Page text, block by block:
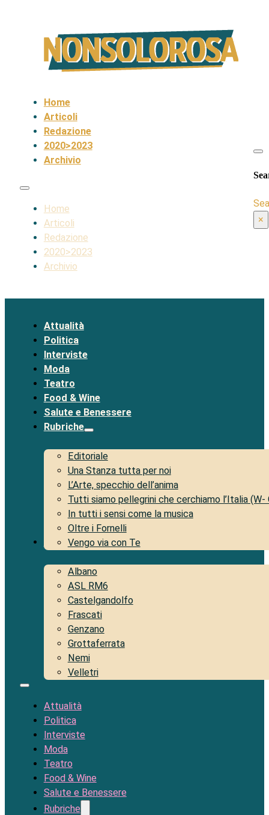
Home
Articoli
Redazione
2020>2023
Archivio
Home
Articoli
Redazione
2020>2023
Archivio
×
Attualità
Politica
Interviste
Moda
Teatro
Food & Wine
Salute e Benessere
Rubriche
Editoriale
Una Stanza tutta per noi
L’Arte, specchio dell’anima
Tutti siamo pellegrini che cerchiamo l’Italia (W-
In tutti i sensi come la musica
Oltre i Fornelli
Vengo via con Te
Territorio
Albano
ASL RM6
Castelgandolfo
Frascati
Genzano
Grottaferrata
Nemi
Velletri
Attualità
Politica
Interviste
Moda
Teatro
Food & Wine
Salute e Benessere
Rubriche